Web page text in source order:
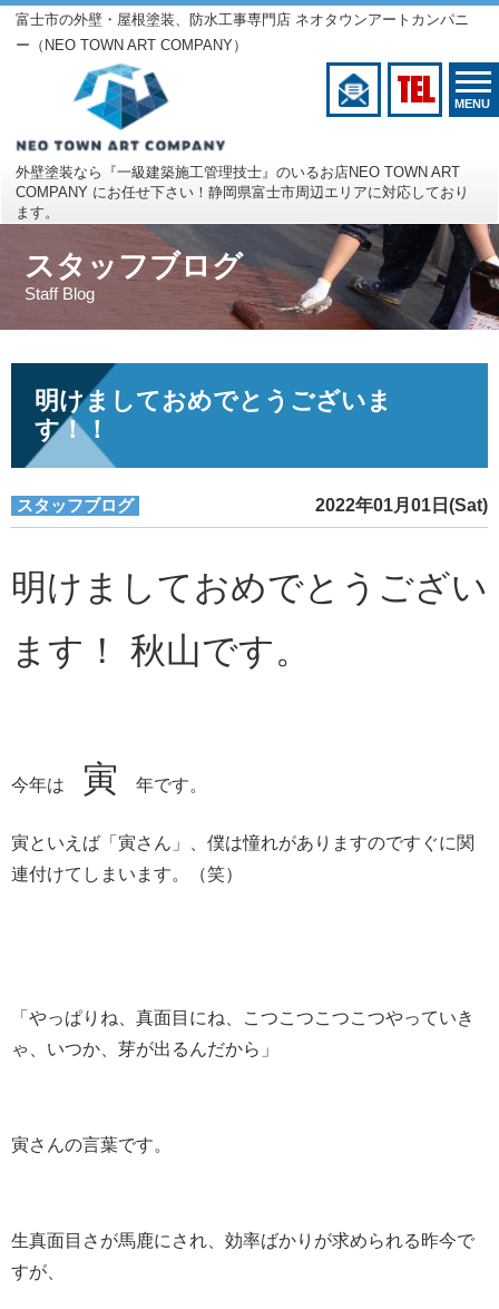
富士市の外壁・屋根塗装、防水工事専門店 ネオタウンアートカンパニ
ー（NEO TOWN ART COMPANY）
外壁塗装なら『一級建築施工管理技士』のいるお店NEO TOWN ART
COMPANY にお任せ下さい！静岡県富士市周辺エリアに対応しており
ます。
TEL MENU
スタッフブログ
Staff Blog
明けましておめでとうございま
す！！
スタッフブログ 2022年01月01日(Sat)
明けましておめでとうござい
ます！ 秋山です。
今年は 寅 年です。
寅といえば「寅さん」、僕は憧れがありますのですぐに関
連付けてしまいます。（笑）
「やっぱりね、真面目にね、こつこつこつこつやっていき
ゃ、いつか、芽が出るんだから」
寅さんの言葉です。
生真面目さが馬鹿にされ、効率ばかりが求められる昨今で
すが、